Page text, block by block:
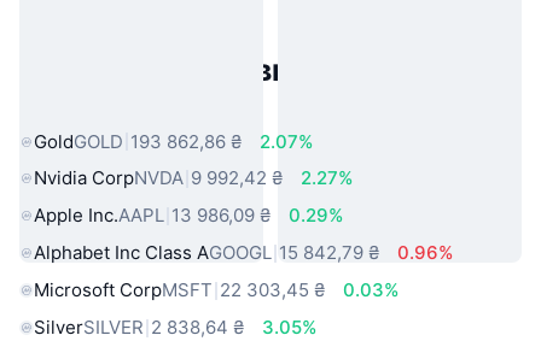
Популярні активи реального
GoldGOLD 193 862,86 ₴
2.07%
Nvidia CorpNVDA 9 992,42 ₴
2.27%
Apple Inc.AAPL 13 986,09 ₴
0.29%
Alphabet Inc Class AGOOGL 15 842,79 ₴
0.96%
Microsoft CorpMSFT 22 303,45 ₴
0.03%
SilverSILVER 2 838,64 ₴
3.05%